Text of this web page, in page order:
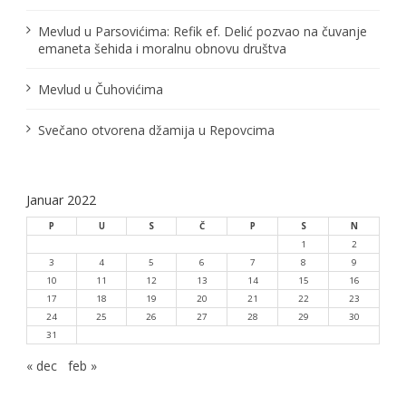
a
k
Mevlud u Parsovićima: Refik ef. Delić pozvao na čuvanje
emaneta šehida i moralnu obnovu društva
Mevlud u Čuhovićima
Svečano otvorena džamija u Repovcima
Januar 2022
P U S Č P S
N
1
2
3
4 5 6 7 8
9
10
11 12 13 14 15
16
17
18 19 20 21 22
23
24
25 26 27 28 29
30
31
« dec feb »